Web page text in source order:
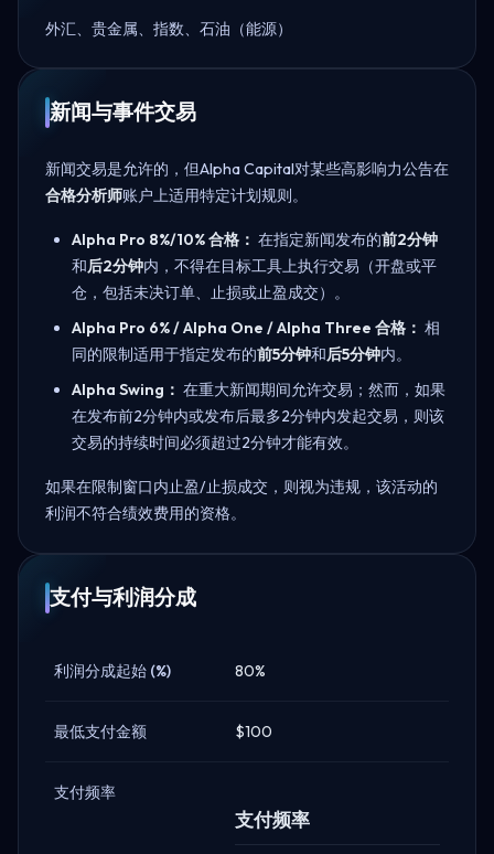
外汇、贵金属、指数、石油（能源）
新闻与事件交易
新闻交易是允许的，但Alpha Capital对某些高影响力公告在
合格分析师账户上适用特定计划规则。
Alpha Pro 8%/10% 合格： 在指定新闻发布的前2分钟
和后2分钟内，不得在目标工具上执行交易（开盘或平
仓，包括未决订单、止损或止盈成交）。
Alpha Pro 6% / Alpha One / Alpha Three 合格： 相
同的限制适用于指定发布的前5分钟和后5分钟内。
Alpha Swing： 在重大新闻期间允许交易；然而，如果
在发布前2分钟内或发布后最多2分钟内发起交易，则该
交易的持续时间必须超过2分钟才能有效。
如果在限制窗口内止盈/止损成交，则视为违规，该活动的
利润不符合绩效费用的资格。
支付与利润分成
利润分成起始 (%) 80%
最低支付金额 $100
支付频率
支付频率